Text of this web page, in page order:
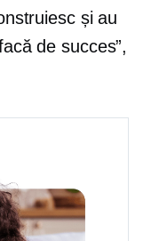
și au
de succes”,